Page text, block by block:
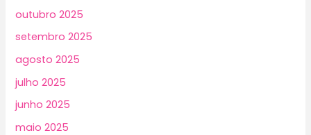
outubro 2025
setembro 2025
agosto 2025
julho 2025
junho 2025
maio 2025